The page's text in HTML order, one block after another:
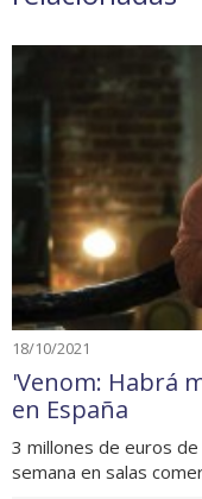
18/10/2021
'Venom: Habrá
en España
3 millones de euros
semana en salas